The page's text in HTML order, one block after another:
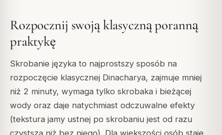
Rozpocznij swoją klasyczną poranną
praktykę
Skrobanie języka to najprostszy sposób na
rozpoczęcie klasycznej Dinacharya, zajmuje mniej
niż 2 minuty, wymaga tylko skrobaka i bieżącej
wody oraz daje natychmiast odczuwalne efekty
(tekstura jamy ustnej po skrobaniu jest od razu
czystsza niż bez niego). Dla większości osób staje